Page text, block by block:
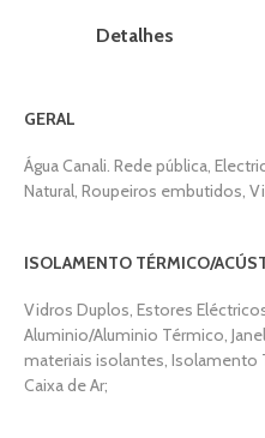
Detalhes
GERAL
Água Canali. Rede pública,
Natural, Roupeiros embutidos,
ISOLAMENTO TÉRMICO/
Vidros Duplos, Estores
Aluminio/Aluminio Térmico,
materiais isolantes,
Caixa de Ar;